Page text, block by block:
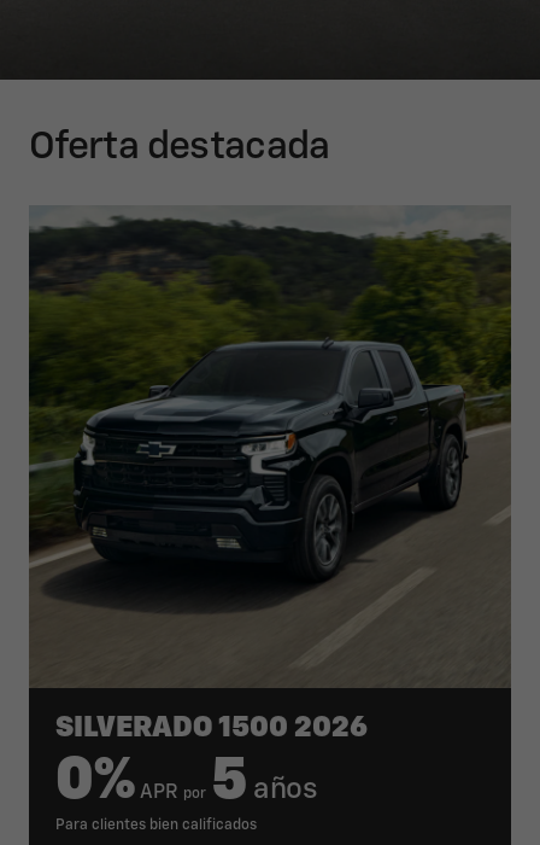
Oferta destacada
SILVERADO 1500 2026
0% APR por 5 años
Para clientes bien calificados